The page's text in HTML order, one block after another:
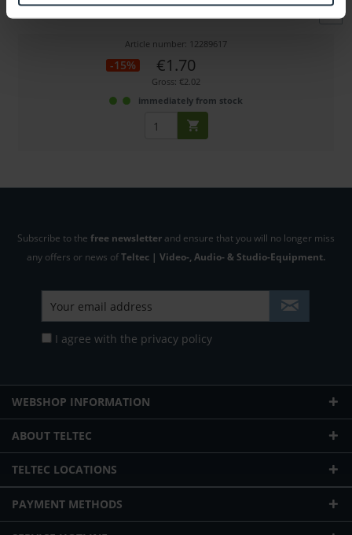
Durchgehender Fokusring-Adapter für DSLR Objektive
Article number: 12289617
-15% €1.70
Gross: €2.02
immediately from stock
Subscribe to the free newsletter and ensure that you will no longer miss
any offers or news ofTeltec | Video-, Audio- & Studio-Equipment.
I agree with the privacy policy
WEBSHOP INFORMATION
ABOUT TELTEC
TELTEC LOCATIONS
PAYMENT METHODS